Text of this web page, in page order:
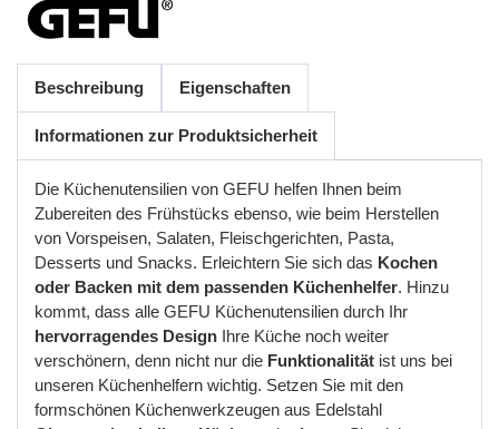
Beschreibung Eigenschaften
Informationen zur Produktsicherheit
Die Küchenutensilien von GEFU helfen Ihnen beim
Zubereiten des Frühstücks ebenso, wie beim Herstellen
von Vorspeisen, Salaten, Fleischgerichten, Pasta,
Desserts und Snacks. Erleichtern Sie sich das Kochen
oder Backen mit dem passenden Küchenhelfer. Hinzu
kommt, dass alle GEFU Küchenutensilien durch Ihr
hervorragendes Design Ihre Küche noch weiter
verschönern, denn nicht nur die Funktionalität ist uns bei
unseren Küchenhelfern wichtig. Setzen Sie mit den
formschönen Küchenwerkzeugen aus Edelstahl